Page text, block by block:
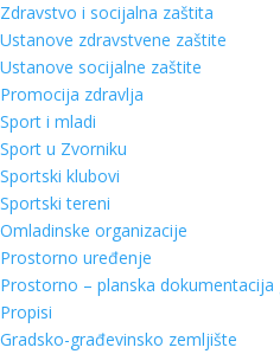
Zdravstvo i socijalna zaštita
Ustanove zdravstvene zaštite
Ustanove socijalne zaštite
Promocija zdravlja
Sport i mladi
Sport u Zvorniku
Sportski klubovi
Sportski tereni
Omladinske organizacije
Prostorno uređenje
Prostorno – planska dokumentacija
Propisi
Gradsko-građevinsko zemljište